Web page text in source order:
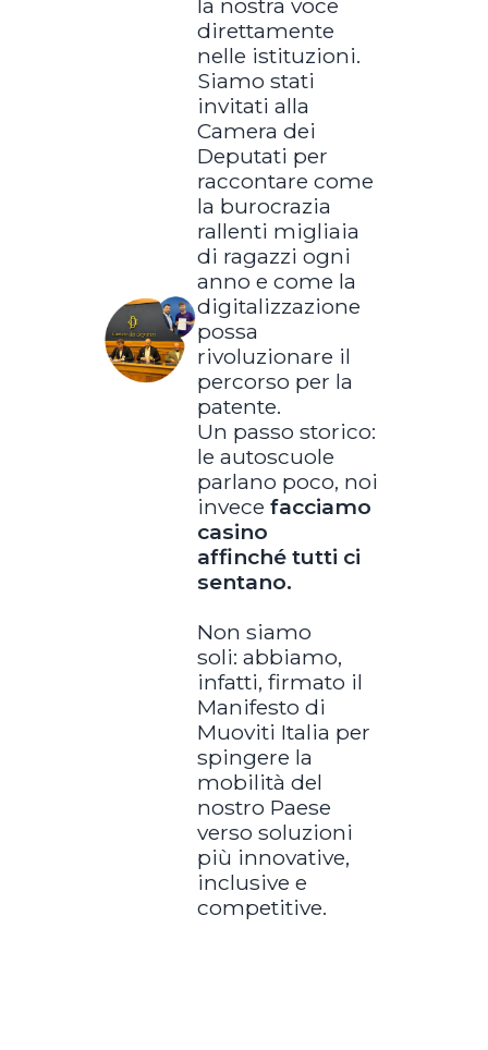
la nostra voce
direttamente
nelle istituzioni.
Siamo stati
invitati alla
Camera dei
Deputati per
raccontare come
la burocrazia
rallenti migliaia
di ragazzi ogni
anno e come la
digitalizzazione
possa
rivoluzionare il
percorso per la
patente.
Un passo storico:
le autoscuole
parlano poco, noi
invece facciamo
casino
affinché tutti ci
sentano.
Non siamo
soli: abbiamo,
infatti, firmato il
Manifesto di
Muoviti Italia per
spingere la
mobilità del
nostro Paese
verso soluzioni
più innovative,
inclusive e
competitive.